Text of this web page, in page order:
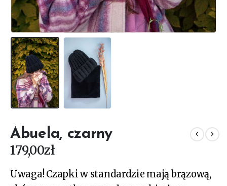
Abuela, czarny
179,00zł
Uwaga! Czapki w standardzie mają brązową,